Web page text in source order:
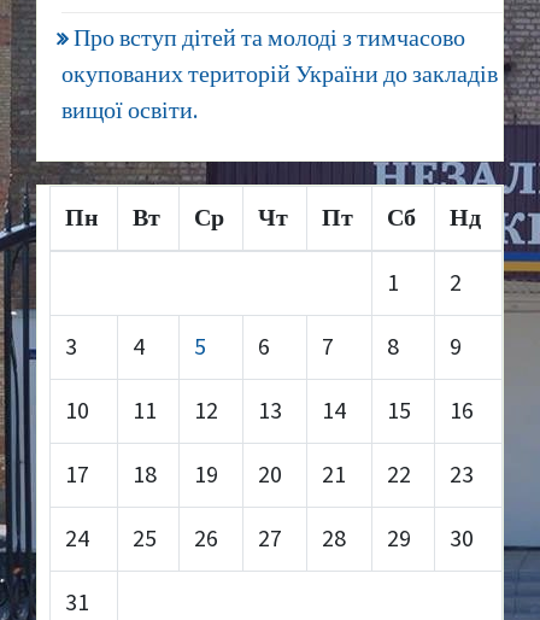
Про вступ дітей та молоді з тимчасово
окупованих територій України до закладів
вищої освіти.
Пн Вт Ср Чт Пт Сб Нд
1 2
3 4 5 6 7 8 9
10 11 12 13 14 15 16
17 18 19 20 21 22 23
24 25 26 27 28 29 30
31